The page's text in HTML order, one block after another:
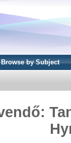
Browse by Subject